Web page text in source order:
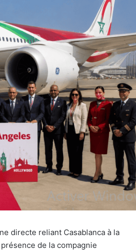
directe reliant Casablanca à la
de la compagnie